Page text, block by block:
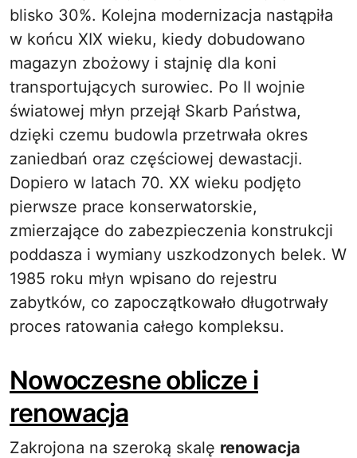
blisko 30%. Kolejna modernizacja nastąpiła
w końcu XIX wieku, kiedy dobudowano
magazyn zbożowy i stajnię dla koni
transportujących surowiec. Po II wojnie
światowej młyn przejął Skarb Państwa,
dzięki czemu budowla przetrwała okres
zaniedbań oraz częściowej dewastacji.
Dopiero w latach 70. XX wieku podjęto
pierwsze prace konserwatorskie,
zmierzające do zabezpieczenia konstrukcji
poddasza i wymiany uszkodzonych belek. W
1985 roku młyn wpisano do rejestru
zabytków, co zapoczątkowało długotrwały
proces ratowania całego kompleksu.
Nowoczesne oblicze i
renowacja
Zakrojona na szeroką skalę renowacja